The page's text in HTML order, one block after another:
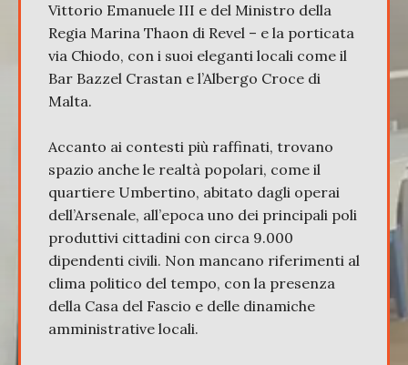
Vittorio Emanuele III e del Ministro della
Regia Marina Thaon di Revel – e la porticata
via Chiodo, con i suoi eleganti locali come il
Bar Bazzel Crastan e l’Albergo Croce di
Malta.
Accanto ai contesti più raffinati, trovano
spazio anche le realtà popolari, come il
quartiere Umbertino, abitato dagli operai
dell’Arsenale, all’epoca uno dei principali poli
produttivi cittadini con circa 9.000
dipendenti civili. Non mancano riferimenti al
clima politico del tempo, con la presenza
della Casa del Fascio e delle dinamiche
amministrative locali.